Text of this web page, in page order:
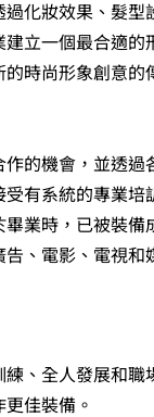
化妝效果、髮型
立一個最合適的
時尚形象創意的
的機會，並透過
有系統的專業培
業時，已被裝備
、電影、電視和
、全人發展和職
佳裝備。